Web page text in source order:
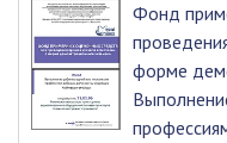
Фонд
форме